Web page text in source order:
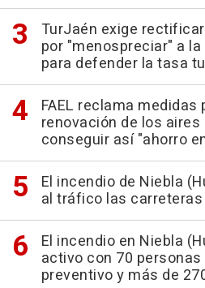
TurJaén exige
por "menospreciar" a
para defender la tasa
FAEL reclama
renovación de los
conseguir así "ahorro
El incendio de Niebla
al tráfico las carreteras
El incendio en Niebla
activo con 70
preventivo y más de